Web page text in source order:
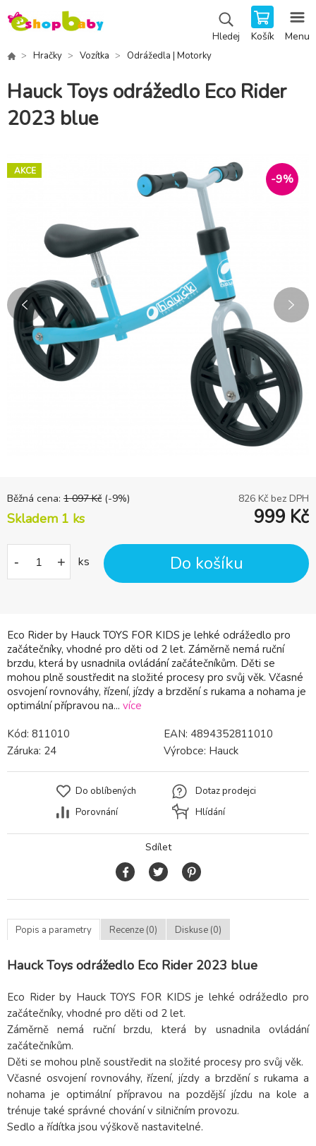
Hledej Košík Menu
Hračky Vozítka Odrážedla | Motorky
Hauck Toys odrážedlo Eco Rider
2023 blue
AKCE
-9%
Eco Rider by Hauck TOYS FOR KIDS je lehké odrážedlo pro
začátečníky, vhodné pro děti od 2 let. Záměrně nemá ruční
brzdu, která by usnadnila ovládání začátečníkům. Děti se
mohou plně soustředit na složité procesy pro svůj věk. Včasné
osvojení rovnováhy, řízení, jízdy a brzdění s rukama a nohama je
optimální přípravou na... více
Běžná cena: 1 097 Kč (-9%) 826 Kč bez DPH
Skladem 1 ks 999 Kč
- + ks Do košíku
Kód: 811010 EAN: 4894352811010
Záruka: 24 Výrobce: Hauck
Do oblíbených
Porovnání
Dotaz prodejci
Hlídání
Sdílet
Popis a parametry Recenze (0) Diskuse (0)
Hauck Toys odrážedlo Eco Rider 2023 blue
Eco Rider by Hauck TOYS FOR KIDS je lehké odrážedlo pro
začátečníky, vhodné pro děti od 2 let.
Záměrně nemá ruční brzdu, která by usnadnila ovládání
začátečníkům.
Děti se mohou plně soustředit na složité procesy pro svůj věk.
Včasné osvojení rovnováhy, řízení, jízdy a brzdění s rukama a
nohama je optimální přípravou na pozdější jízdu na kole a
trénuje také správné chování v silničním provozu.
Sedlo a řídítka jsou výškově nastavitelné.